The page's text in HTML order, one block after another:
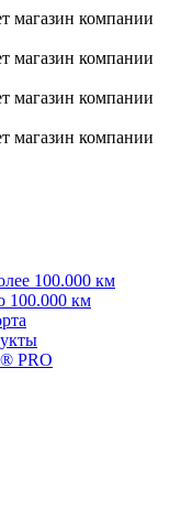
100.000 км
100.000 км
PRO